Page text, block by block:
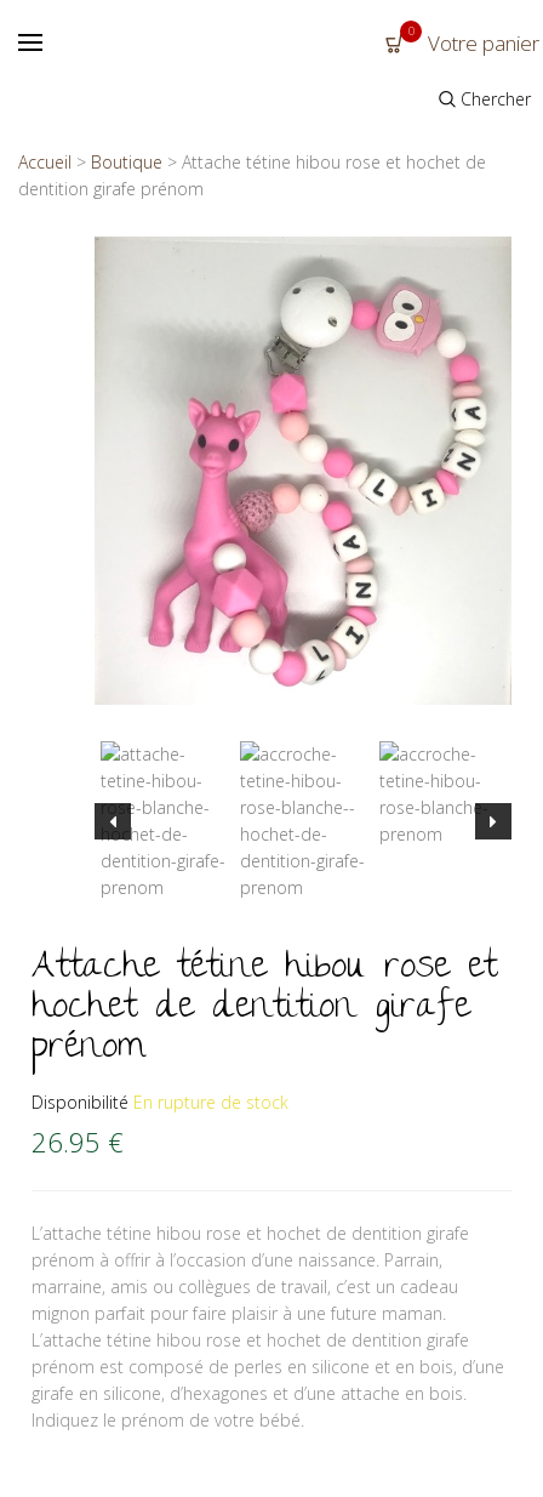
0 Votre panier
Chercher
Accueil > Boutique > Attache tétine hibou rose et hochet de
dentition girafe prénom
Attache tétine hibou rose et
hochet de dentition girafe
prénom
Disponibilité En rupture de stock
26.95 €
L’attache tétine hibou rose et hochet de dentition girafe
prénom à offrir à l’occasion d’une naissance. Parrain,
marraine, amis ou collègues de travail, c’est un cadeau
mignon parfait pour faire plaisir à une future maman.
L’attache tétine hibou rose et hochet de dentition girafe
prénom est composé de perles en silicone et en bois, d’une
girafe en silicone, d’hexagones et d’une attache en bois.
Indiquez le prénom de votre bébé.